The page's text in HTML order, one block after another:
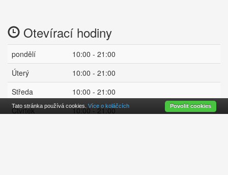
Otevírací hodiny
pondělí
10:00 - 21:00
Úterý
10:00 - 21:00
Středa
10:00 - 21:00
Čtvrtek
10:00 - 21:00
Tato stránka používá cookies. Více o koláčcích Povolit cookies